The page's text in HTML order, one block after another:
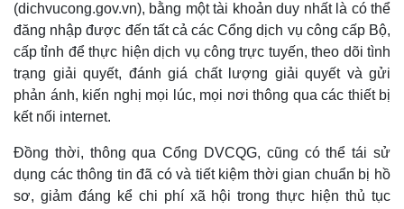
(dichvucong.gov.vn), bằng một tài khoản duy nhất là có thể
đăng nhập được đến tất cả các Cổng dịch vụ công cấp Bộ,
cấp tỉnh để thực hiện dịch vụ công trực tuyến, theo dõi tình
trạng giải quyết, đánh giá chất lượng giải quyết và gửi
phản ánh, kiến nghị mọi lúc, mọi nơi thông qua các thiết bị
kết nối internet.
Đồng thời, thông qua Cổng DVCQG, cũng có thể tái sử
dụng các thông tin đã có và tiết kiệm thời gian chuẩn bị hồ
sơ, giảm đáng kể chi phí xã hội trong thực hiện thủ tục